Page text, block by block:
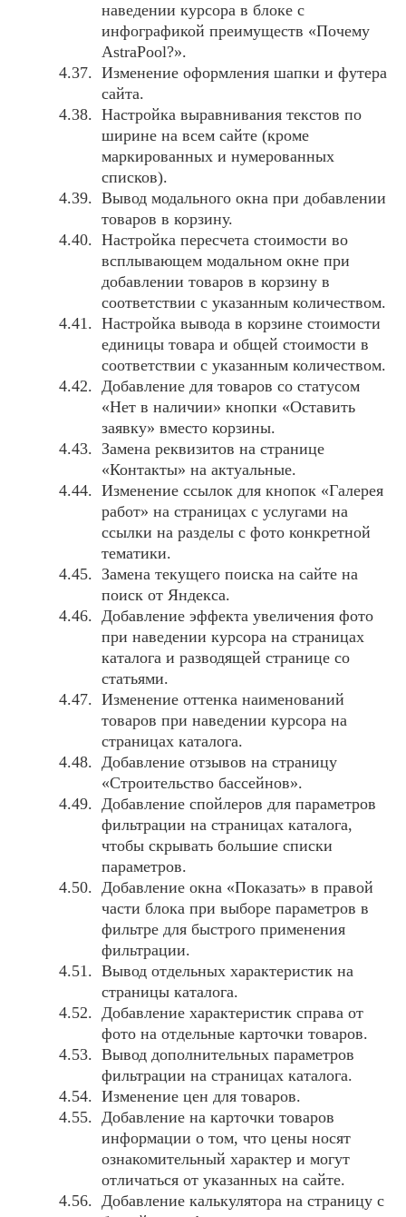
наведении курсора в блоке с
инфографикой преимуществ «Почему
AstraPool?».
Изменение оформления шапки и футера
сайта.
Настройка выравнивания текстов по
ширине на всем сайте (кроме
маркированных и нумерованных
списков).
Вывод модального окна при добавлении
товаров в корзину.
Настройка пересчета стоимости во
всплывающем модальном окне при
добавлении товаров в корзину в
соответствии с указанным количеством.
Настройка вывода в корзине стоимости
единицы товара и общей стоимости в
соответствии с указанным количеством.
Добавление для товаров со статусом
«Нет в наличии» кнопки «Оставить
заявку» вместо корзины.
Замена реквизитов на странице
«Контакты» на актуальные.
Изменение ссылок для кнопок «Галерея
работ» на страницах с услугами на
ссылки на разделы с фото конкретной
тематики.
Замена текущего поиска на сайте на
поиск от Яндекса.
Добавление эффекта увеличения фото
при наведении курсора на страницах
каталога и разводящей странице со
статьями.
Изменение оттенка наименований
товаров при наведении курсора на
страницах каталога.
Добавление отзывов на страницу
«Строительство бассейнов».
Добавление спойлеров для параметров
фильтрации на страницах каталога,
чтобы скрывать большие списки
параметров.
Добавление окна «Показать» в правой
части блока при выборе параметров в
фильтре для быстрого применения
фильтрации.
Вывод отдельных характеристик на
страницы каталога.
Добавление характеристик справа от
фото на отдельные карточки товаров.
Вывод дополнительных параметров
фильтрации на страницах каталога.
Изменение цен для товаров.
Добавление на карточки товаров
информации о том, что цены носят
ознакомительный характер и могут
отличаться от указанных на сайте.
Добавление калькулятора на страницу с